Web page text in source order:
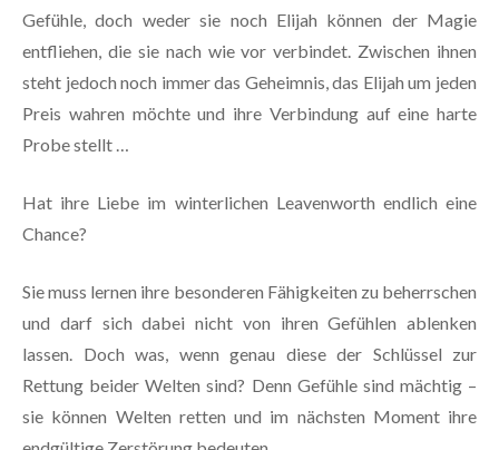
Gefühle, doch weder sie noch Elijah können der Magie
entfliehen, die sie nach wie vor verbindet. Zwischen ihnen
steht jedoch noch immer das Geheimnis, das Elijah um jeden
Preis wahren möchte und ihre Verbindung auf eine harte
Probe stellt …
Hat ihre Liebe im winterlichen Leavenworth endlich eine
Chance?
Sie muss lernen ihre besonderen Fähigkeiten zu beherrschen
und darf sich dabei nicht von ihren Gefühlen ablenken
lassen. Doch was, wenn genau diese der Schlüssel zur
Rettung beider Welten sind? Denn Gefühle sind mächtig –
sie können Welten retten und im nächsten Moment ihre